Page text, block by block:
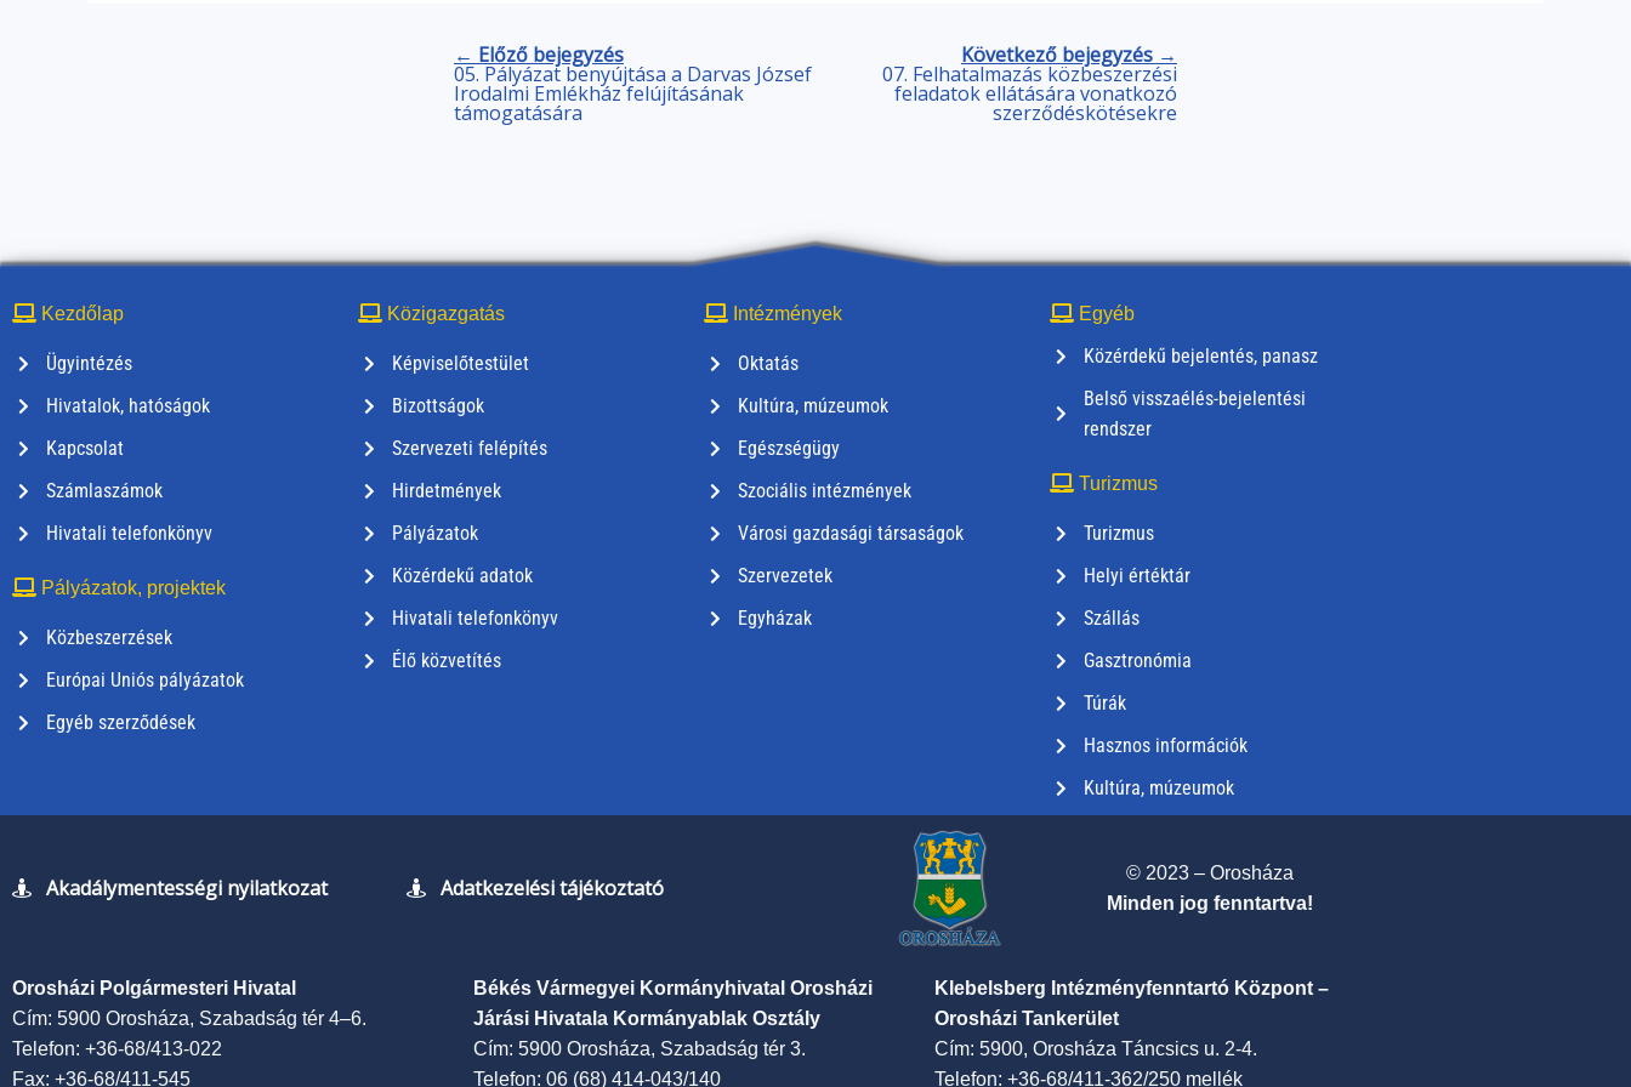
← Előző bejegyzés
05. Pályázat benyújtása a Darvas József
Irodalmi Emlékház felújításának
támogatására
Következő bejegyzés →
07. Felhatalmazás közbeszerzési
feladatok ellátására vonatkozó
szerződéskötésekre
Kezdőlap
Ügyintézés
Hivatalok, hatóságok
Kapcsolat
Számlaszámok
Hivatali telefonkönyv
Pályázatok, projektek
Közbeszerzések
Európai Uniós pályázatok
Egyéb szerződések
Közigazgatás
Képviselőtestület
Bizottságok
Szervezeti felépítés
Hirdetmények
Pályázatok
Közérdekű adatok
Hivatali telefonkönyv
Élő közvetítés
Intézmények
Oktatás
Kultúra, múzeumok
Egészségügy
Szociális intézmények
Városi gazdasági társaságok
Szervezetek
Egyházak
Egyéb
Közérdekű bejelentés, panasz
Belső visszaélés-bejelentési
rendszer
Turizmus
Turizmus
Helyi értéktár
Szállás
Gasztronómia
Túrák
Hasznos információk
Kultúra, múzeumok
Akadálymentességi nyilatkozat Adatkezelési tájékoztató
© 2023 – Orosháza
Minden jog fenntartva!
Orosházi Polgármesteri Hivatal
Cím: 5900 Orosháza, Szabadság tér 4–6.
Telefon: +36-68/413-022
Fax: +36-68/411-545
Békés Vármegyei Kormányhivatal Orosházi
Járási Hivatala Kormányablak Osztály
Cím: 5900 Orosháza, Szabadság tér 3.
Telefon: 06 (68) 414-043/140
Klebelsberg Intézményfenntartó Központ –
Orosházi Tankerület
Cím: 5900, Orosháza Táncsics u. 2-4.
Telefon: +36-68/411-362/250 mellék